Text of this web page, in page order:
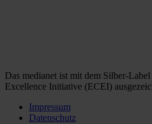
Das medianet ist mit dem Silber-
Excellence Initiative (ECEI)
Impressum
Datenschutz